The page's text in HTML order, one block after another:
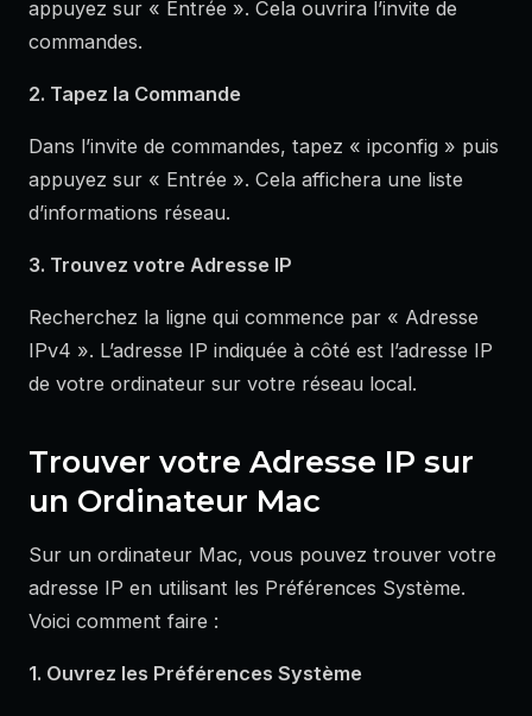
appuyez sur « Entrée ». Cela ouvrira l’invite de
commandes.
2. Tapez la Commande
Dans l’invite de commandes, tapez « ipconfig » puis
appuyez sur « Entrée ». Cela affichera une liste
d’informations réseau.
3. Trouvez votre Adresse IP
Recherchez la ligne qui commence par « Adresse
IPv4 ». L’adresse IP indiquée à côté est l’adresse IP
de votre ordinateur sur votre réseau local.
Trouver votre Adresse IP sur
un Ordinateur Mac
Sur un ordinateur Mac, vous pouvez trouver votre
adresse IP en utilisant les Préférences Système.
Voici comment faire :
1. Ouvrez les Préférences Système